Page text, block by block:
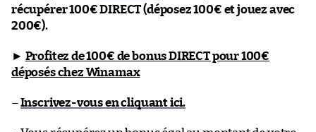
récupérer 100€ DIRECT (déposez 100€ et jouez avec
200€).
► Profitez de 100€ de bonus DIRECT pour 100€
déposés chez Winamax
–Inscrivez-vous en cliquant ici.